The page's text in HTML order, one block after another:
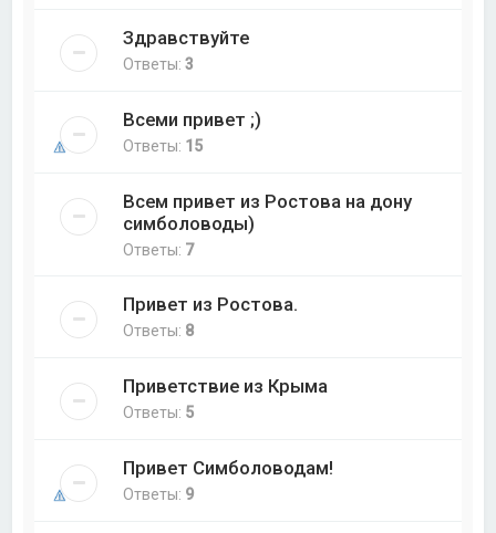
Здравствуйте
Ответы:3
Всеми привет ;)
Ответы: 15
Всем привет из Ростова на дону
симболоводы)
Ответы: 7
Привет из Ростова.
Ответы: 8
Приветствие из Крыма
Ответы: 5
Привет Симболоводам!
Ответы: 9